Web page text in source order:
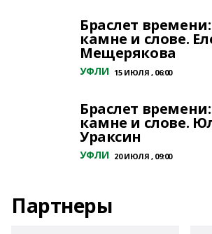
Браслет
камне и слове.
Мещерякова
УФЛИ 15 ИЮЛЯ , 06:00
Браслет
камне и слове.
Ураксин
УФЛИ 20 ИЮЛЯ , 09:00
Партнеры